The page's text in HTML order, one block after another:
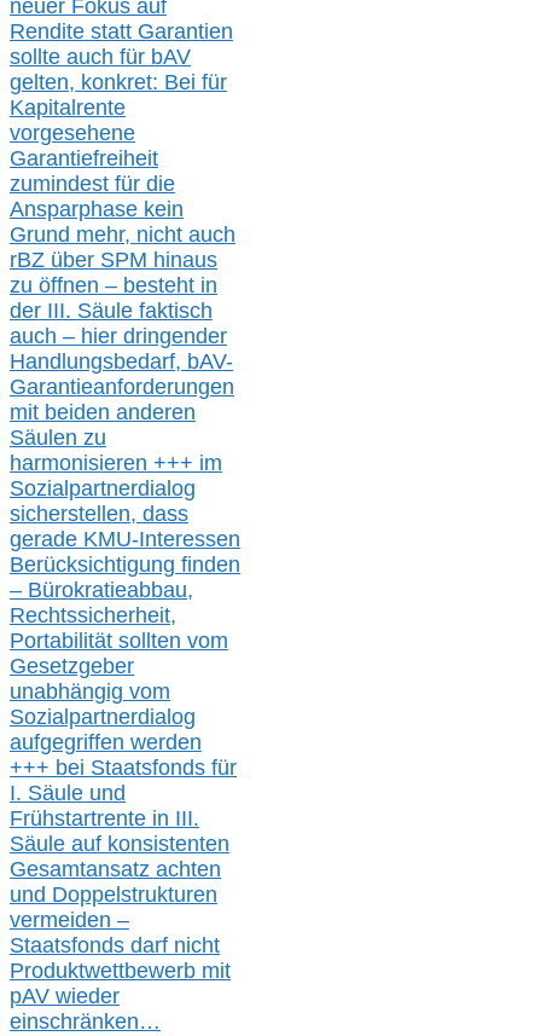
neuer Fokus auf
Rendite statt Garantien
sollte auch für bAV
gelten, konkret: Bei für
Kapitalrente
vorgesehene
Garantiefreiheit
zumindest für die
Ansparphase kein
Grund mehr, nicht auch
rBZ über SPM hinaus
zu öffnen – besteht in
der III. Säule faktisch
auch – hier dringender
Handlungsbedarf, bAV-
Garantieanforderungen
mit beiden anderen
Säulen zu
harmonisieren +++ im
Sozialpartnerdialog
sicherstellen, dass
gerade KMU-Interessen
Berücksichtigung finden
– Bürokratieabbau,
Rechtssicherheit,
Portabilität sollten vom
Gesetzgeber
unabhängig vom
Sozialpartnerdialog
aufgegriffen werden
+++ bei Staatsfonds für
I. Säule und
Frühstartrente in III.
Säule auf konsistenten
Gesamtansatz achten
und Doppelstrukturen
vermeiden –
Staatsfonds darf nicht
Produktwettbewerb mit
pAV wieder
einschränken…